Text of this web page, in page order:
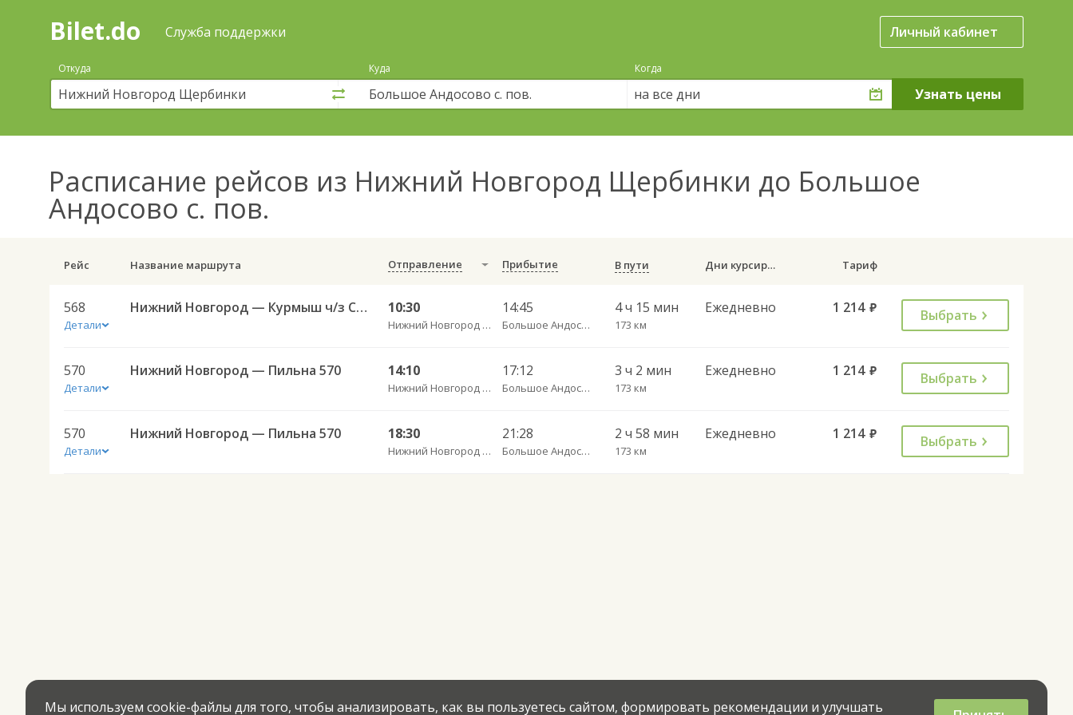
Поиск
покупка
билетов
автобус
онлайн
Bilet.do Служба поддержки Личный кабинет
Откуда Куда Когда
на все дни
Расписание рейсов из Нижний Новгород Щербинки до Большое
Андосово с. пов.
Рейс Название маршрута Отправление Прибытие В пути Дни курсирования Тариф
568
Детали
Нижний Новгород — Курмыш ч/з Сергач 568 10:30
Нижний Новгород Щербинки
14:45
Большое Андосово с. пов.
4 ч 15 мин
173 км
Ежедневно 1 214 руб. Выбрать
570
Детали
Нижний Новгород — Пильна 570 14:10
Нижний Новгород Щербинки
17:12
Большое Андосово с. пов.
3 ч 2 мин
173 км
Ежедневно 1 214 руб. Выбрать
570
Детали
Нижний Новгород — Пильна 570 18:30
Нижний Новгород Щербинки
21:28
Большое Андосово с. пов.
2 ч 58 мин
173 км
Ежедневно 1 214 руб. Выбрать
Мы используем cookie-файлы для того, чтобы анализировать, как вы пользуетесь сайтом, формировать рекомендации и улучшать